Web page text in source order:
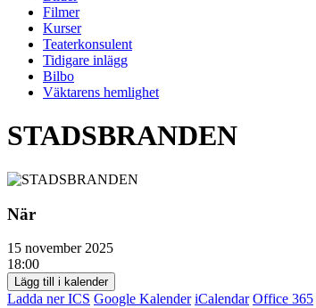
Filmer
Kurser
Teaterkonsulent
Tidigare inlägg
Bilbo
Väktarens hemlighet
STADSBRANDEN
När
15 november 2025
18:00
Lägg till i kalender
Ladda ner ICS Google Kalender iCalendar Office 365